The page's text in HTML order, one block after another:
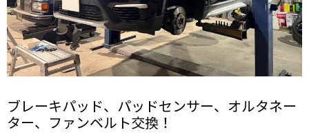
ブレーキパッド、パッドセンサー、オルタネー
ター、ファンベルト交換！